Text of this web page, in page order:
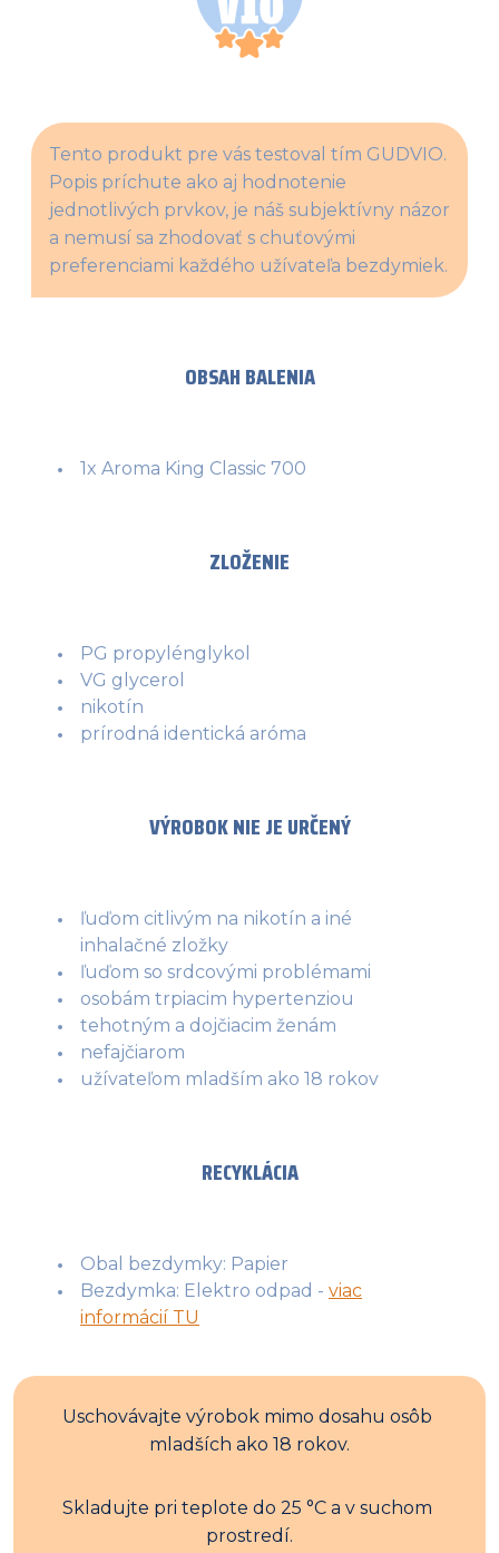
Tento produkt pre vás testoval tím GUDVIO.
Popis príchute ako aj hodnotenie
jednotlivých prvkov, je náš subjektívny názor
a nemusí sa zhodovať s chuťovými
preferenciami každého užívateľa bezdymiek.
OBSAH BALENIA
1x Aroma King Classic 700
ZLOŽENIE
PG propylénglykol
VG glycerol
nikotín
prírodná identická aróma
VÝROBOK NIE JE URČENÝ
ľuďom citlivým na nikotín a iné
inhalačné zložky
ľuďom so srdcovými problémami
osobám trpiacim hypertenziou
tehotným a dojčiacim ženám
nefajčiarom
užívateľom mladším ako 18 rokov
RECYKLÁCIA
Obal bezdymky: Papier
Bezdymka: Elektro odpad - viac
informácií TU
Uschovávajte výrobok mimo dosahu osôb
mladších ako 18 rokov.
Skladujte pri teplote do 25 °C a v suchom
prostredí.